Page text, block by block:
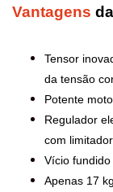
Vantagens
Tensor
da tensão
Potente
Regulador
com
Vício fundido
Apenas 17